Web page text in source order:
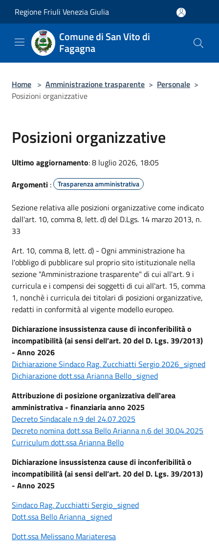
Regione Friuli Venezia Giulia
Comune di San Vito di
Fagagna
Home > Amministrazione trasparente > Personale >
Posizioni organizzative
Posizioni organizzative
Ultimo aggiornamento: 8 luglio 2026, 18:05
Argomenti : Trasparenza amministrativa
Sezione relativa alle posizioni organizzative come indicato
dall'art. 10, comma 8, lett. d) del D.Lgs. 14 marzo 2013, n.
33
Art. 10, comma 8, lett. d) - Ogni amministrazione ha
l'obbligo di pubblicare sul proprio sito istituzionale nella
sezione "Amministrazione trasparente" di cui all'art. 9 i
curricula e i compensi dei soggetti di cui all'art. 15, comma
1, nonchè i curricula dei titolari di posizioni organizzative,
redatti in conformità al vigente modello europeo.
Dichiarazione insussistenza cause di inconferibilità o
incompatibilità (ai sensi dell’art. 20 del D. Lgs. 39/2013)
- Anno 2026
Dichiarazione Sindaco Rag. Zucchiatti Sergio 2026_signed
Dichiarazione dott.ssa Arianna Bello_signed
Attribuzione di posizione organizzativa dell'area
amministrativa - finanziaria anno 2025
Decreto Sindacale n.9 del 24.07.2025
Decreto nomina dott.ssa Bello Arianna n.6 del 30.04.2025
Curriculum dott.ssa Arianna Bello
Dichiarazione insussistenza cause di inconferibilità o
incompatibilità (ai sensi dell’art. 20 del D. Lgs. 39/2013)
- Anno 2025
Sindaco Rag. Zucchiatti Sergio_signed
Dott.ssa Bello Arianna_signed
Dott.ssa Melissano Mariateresa